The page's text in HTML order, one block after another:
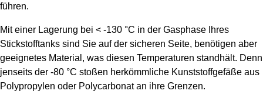
führen.
Mit einer Lagerung bei < -130 °C in der Gasphase Ihres
Stickstofftanks sind Sie auf der sicheren Seite, benötigen aber
geeignetes Material, was diesen Temperaturen standhält. Denn
jenseits der -80 °C stoßen herkömmliche Kunststoffgefäße aus
Polypropylen oder Polycarbonat an ihre Grenzen.